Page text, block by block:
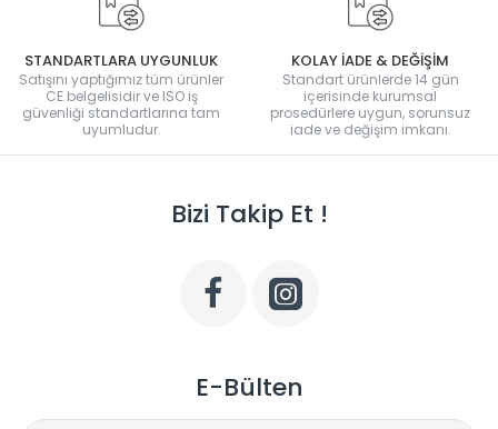
STANDARTLARA UYGUNLUK
Satışını yaptığımız tüm ürünler
CE belgelisidir ve ISO iş
güvenliği standartlarına tam
uyumludur.
KOLAY İADE & DEĞİŞİM
Standart ürünlerde 14 gün
içerisinde kurumsal
prosedürlere uygun, sorunsuz
iade ve değişim imkanı.
Bizi Takip Et !
E-Bülten